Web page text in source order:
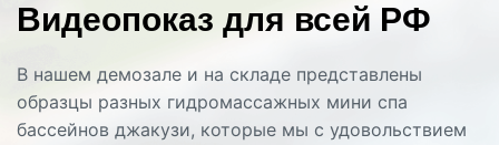
Видеопоказ для всей РФ
В нашем демозале и на складе представлены
образцы разных гидромассажных мини спа
бассейнов джакузи, которые мы с удовольствием